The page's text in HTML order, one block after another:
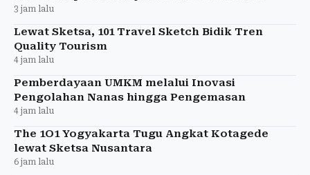
3 jam lalu
Lewat Sketsa, 101 Travel Sketch Bidik Tren
Quality Tourism
4 jam lalu
Pemberdayaan UMKM melalui Inovasi
Pengolahan Nanas hingga Pengemasan
4 jam lalu
The 1O1 Yogyakarta Tugu Angkat Kotagede
lewat Sketsa Nusantara
6 jam lalu